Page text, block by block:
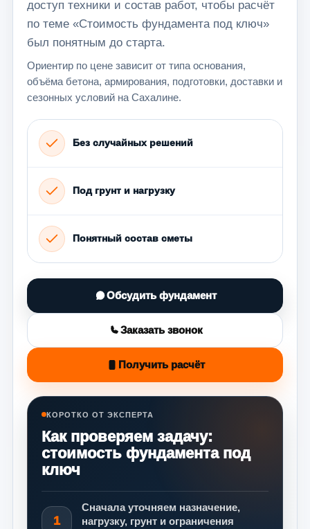
доступ техники и состав работ, чтобы расчёт
по теме «Стоимость фундамента под ключ»
был понятным до старта.
Ориентир по цене зависит от типа основания,
объёма бетона, армирования, подготовки, доставки и
сезонных условий на Сахалине.
Без случайных решений
Под грунт и нагрузку
Понятный состав сметы
Обсудить фундамент
Заказать звонок
Получить расчёт
КОРОТКО ОТ ЭКСПЕРТА
Как проверяем задачу:
стоимость фундамента под
ключ
1
Сначала уточняем назначение,
нагрузку, грунт и ограничения